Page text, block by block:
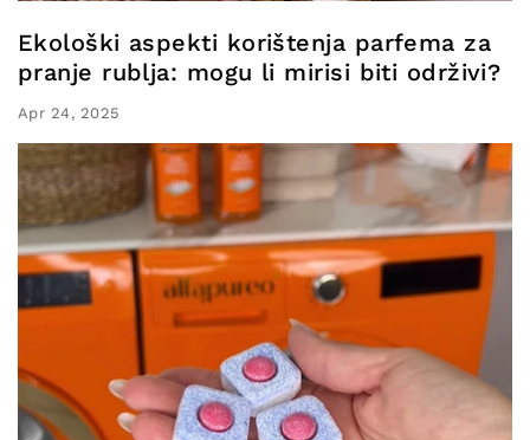
Ekološki aspekti korištenja parfema za
pranje rublja: mogu li mirisi biti održivi?
Apr 24, 2025